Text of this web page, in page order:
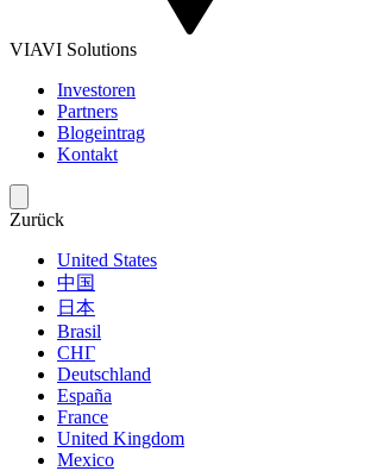
VIAVI Solutions
Investoren
Partners
Blogeintrag
Kontakt
Zurück
United States
中国
日本
Brasil
СНГ
Deutschland
España
France
United Kingdom
Mexico